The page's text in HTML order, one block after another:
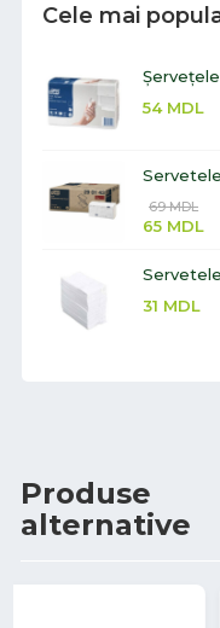
Cele mai
54 MDL
69MDL
65 MDL
31 MDL
Produse
alternative